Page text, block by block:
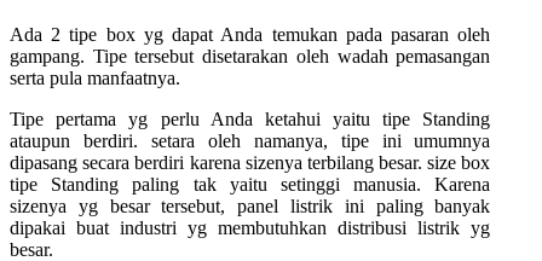
Ada 2 tipe box yg dapat Anda temukan pada pasaran oleh
gampang. Tipe tersebut disetarakan oleh wadah pemasangan
serta pula manfaatnya.
Tipe pertama yg perlu Anda ketahui yaitu tipe Standing
ataupun berdiri. setara oleh namanya, tipe ini umumnya
dipasang secara berdiri karena sizenya terbilang besar. size box
tipe Standing paling tak yaitu setinggi manusia. Karena
sizenya yg besar tersebut, panel listrik ini paling banyak
dipakai buat industri yg membutuhkan distribusi listrik yg
besar.